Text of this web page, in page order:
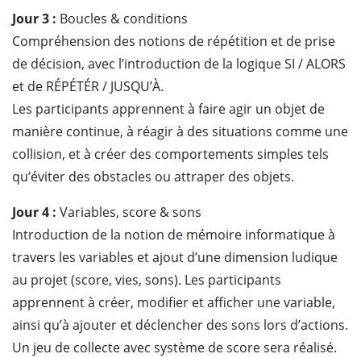
Jour 3 : Boucles & conditions
Compréhension des notions de répétition et de prise
de décision, avec l’introduction de la logique SI / ALORS
et de RÉPÉTÉR / JUSQU’À.
Les participants apprennent à faire agir un objet de
manière continue, à réagir à des situations comme une
collision, et à créer des comportements simples tels
qu’éviter des obstacles ou attraper des objets.
Jour 4 : Variables, score & sons
Introduction de la notion de mémoire informatique à
travers les variables et ajout d’une dimension ludique
au projet (score, vies, sons). Les participants
apprennent à créer, modifier et afficher une variable,
ainsi qu’à ajouter et déclencher des sons lors d’actions.
Un jeu de collecte avec système de score sera réalisé.